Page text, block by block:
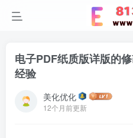
电子PDF纸质版详版的
经验
美化优化
12个月前更新